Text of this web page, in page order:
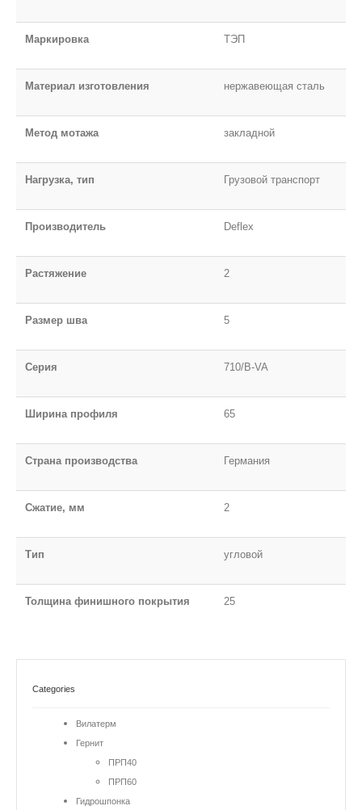
Маркировка ТЭП
Материал изготовления нержавеющая сталь
Метод мотажа закладной
Нагрузка, тип Грузовой транспорт
Производитель Deflex
Растяжение 2
Размер шва 5
Серия 710/B-VA
Ширина профиля 65
Страна производства Германия
Сжатие, мм 2
Тип угловой
Толщина финишного покрытия 25
Categories
Вилатерм
Гернит
ПРП40
ПРП60
Гидрошпонка